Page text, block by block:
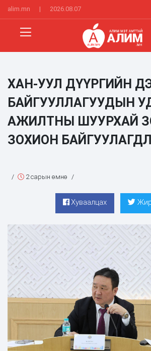
alim.mn | 2026.08.07
ХАН-УУЛ ДҮҮРГИЙН
БАЙГУУЛЛАГУУДЫН
АЖИЛТНЫ ШУУРХАЙ
ЗОХИОН
/ 2 сарын өмнө /
Хуваалцах